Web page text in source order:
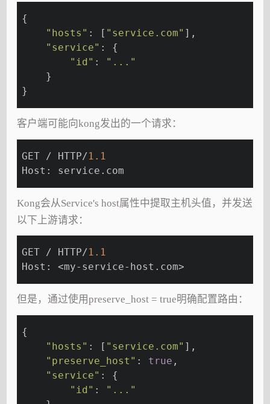
{
"hosts" : [ "service.com" ],
"service" : {
"id" :
"..."
    }
}
客户端可能向kong发出的一个请求：
GET / HTTP/1.1
Host: service.com
Kong会从Service's host属性中提取主机头值，并发送
以下上游请求：
GET / HTTP/1.1
Host: <my-service-host.com>
但是，通过使用preserve_host = true明确配置路由：
{
"hosts" : [ "service.com" ],
"preserve_host" : true ,
"service" : {
"id" :
"..."